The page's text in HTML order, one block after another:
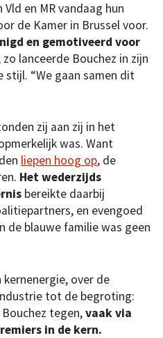
en MR vandaag hun
de Kamer in Brussel voor.
en gemotiveerd voor
zo lanceerde Bouchez in zijn
stijl. “We gaan samen dit
zij aan zij in het
was. Want
liepen hoog op, de
Het wederzijds
bereikte daarbij
en evengoed
de blauwe familie was geen
kernenergie, over de
tot de begroting:
tegen,vaak via
in de kern.